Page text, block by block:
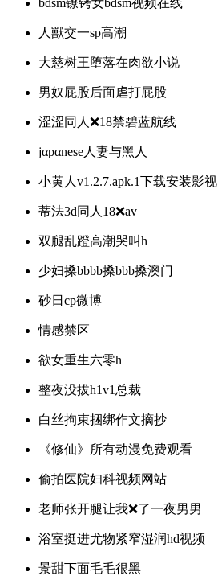
bdsm镣铐女bdsm视频在线
人獸交一sp高潮
大慈树王堕落在肉欲小说
男奴屁股后面虐打屁股
涩涩同人❌18禁碧蓝航线
jαpαnese人妻与黑人
小黄人v1.2.7.apk.1下载安装影视
蒂法3d同人18❌av
双腿乱蹬高潮哭叫h
少妇搡bbbb搡bbb搡澳门
砂日cp微博
情感禁区
欲女重生六零h
整夜没拔h1v1总裁
白丝拘束捆绑作文摘抄
《修仙》所有动漫免费观看
偷拍医院妇科视频网站
老师张开腿让我❌了一夜男男
浴室挺进尤物紧窄湿润hd视频
景甜下面毛毛很黑